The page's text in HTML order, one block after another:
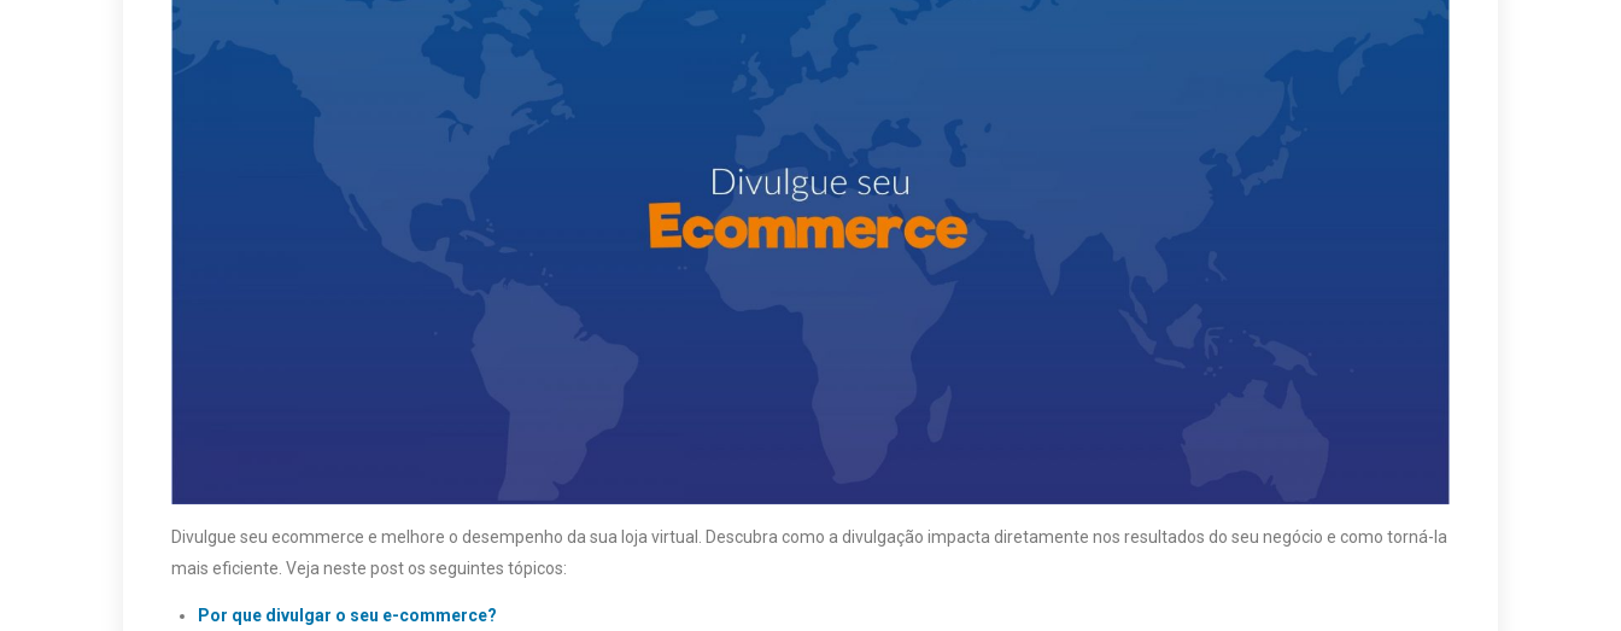
Divulgue seu ecommerce e melhore o desempenho da sua loja virtual. Descubra como a divulgação impacta diretamente nos resultados do seu negócio e como torná-la
mais eficiente. Veja neste post os seguintes tópicos:
Por que divulgar o seu e-commerce?